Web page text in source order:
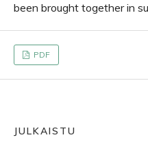
been brought together in
PDF
JULKAISTU